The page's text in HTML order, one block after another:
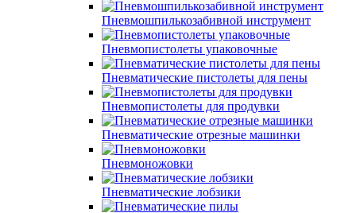
Пневмошпилькозабивной инструмент
Пневмопистолеты упаковочные
Пневматические пистолеты для пены
Пневмопистолеты для продувки
Пневматические отрезные машинки
Пневмоножовки
Пневматические лобзики